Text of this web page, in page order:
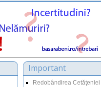
Important
Redobândirea Cetăţeniei